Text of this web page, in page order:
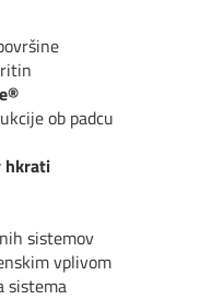
ob padcu
hkrati
sistemov
vplivom
sistema